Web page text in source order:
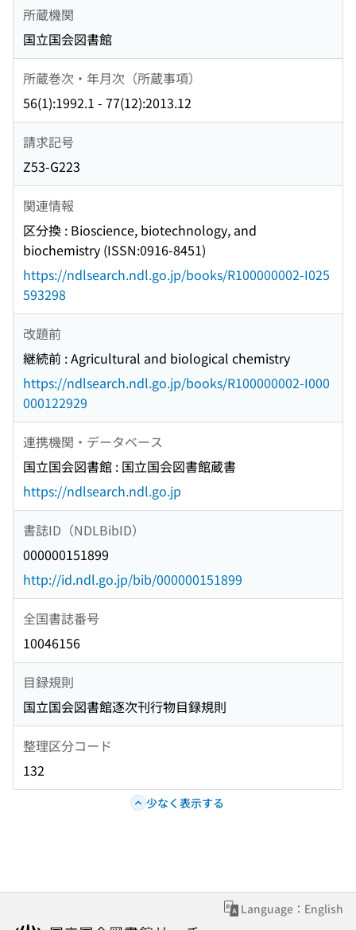
所蔵機関
国立国会図書館
所蔵巻次・年月次（所蔵事項）
56(1):1992.1 - 77(12):2013.12
請求記号
Z53-G223
関連情報
区分換 : Bioscience, biotechnology, and
biochemistry (ISSN:0916-8451)
https://ndlsearch.ndl.go.jp/books/R100000002-I025
593298
改題前
継続前 : Agricultural and biological chemistry
https://ndlsearch.ndl.go.jp/books/R100000002-I000
000122929
連携機関・データベース
国立国会図書館 : 国立国会図書館蔵書
https://ndlsearch.ndl.go.jp
書誌ID（NDLBibID）
000000151899
http://id.ndl.go.jp/bib/000000151899
全国書誌番号
10046156
目録規則
国立国会図書館逐次刊行物目録規則
整理区分コード
132
少なく表示する
Language：English